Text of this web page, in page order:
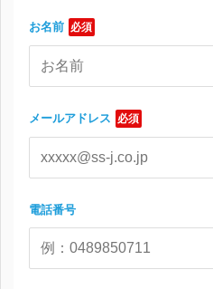
お名前 必須
メールアドレス 必須
電話番号